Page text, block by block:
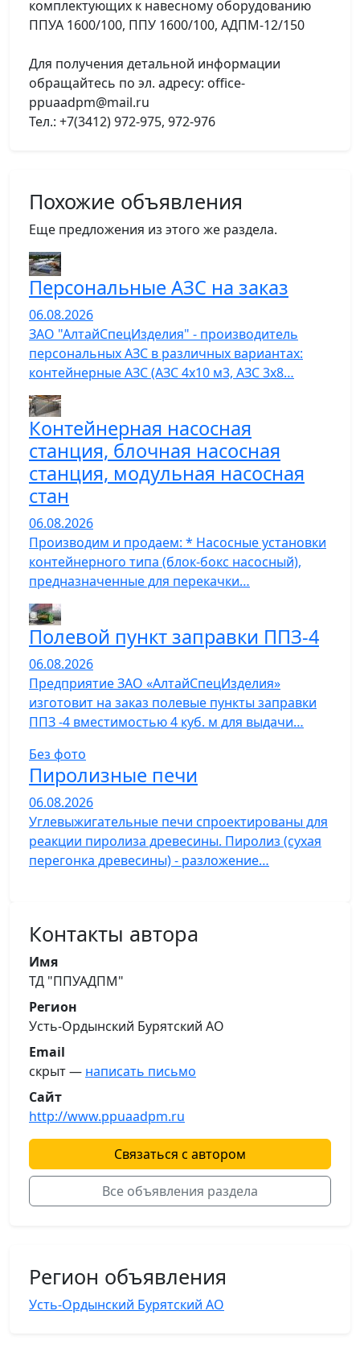
комплектующих к навесному оборудованию
ППУА 1600/100, ППУ 1600/100, АДПМ-12/150
Для получения детальной информации
обращайтесь по эл. адресу: office-
ppuaadpm@mail.ru
Тел.: +7(3412) 972-975, 972-976
Похожие объявления
Еще предложения из этого же раздела.
Персональные АЗС на заказ
06.08.2026
ЗАО "АлтайСпецИзделия" - производитель
персональных АЗС в различных вариантах:
контейнерные АЗС (АЗС 4х10 м3, АЗС 3х8…
Контейнерная насосная
станция, блочная насосная
станция, модульная насосная
стан
06.08.2026
Производим и продаем: * Насосные установки
контейнерного типа (блок-бокс насосный),
предназначенные для перекачки…
Полевой пункт заправки ППЗ-4
06.08.2026
Предприятие ЗАО «АлтайСпецИзделия»
изготовит на заказ полевые пункты заправки
ППЗ -4 вместимостью 4 куб. м для выдачи…
Без фото
Пиролизные печи
06.08.2026
Углевыжигательные печи спроектированы для
реакции пиролиза древесины. Пиролиз (сухая
перегонка древесины) - разложение…
Контакты автора
Имя
ТД "ППУАДПМ"
Регион
Усть-Ордынский Бурятский АО
Email
скрыт — написать письмо
Сайт
http://www.ppuaadpm.ru
Связаться с автором
Все объявления раздела
Регион объявления
Усть-Ордынский Бурятский АО